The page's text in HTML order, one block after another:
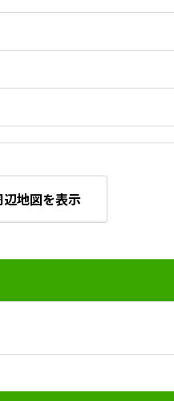
地図を表示